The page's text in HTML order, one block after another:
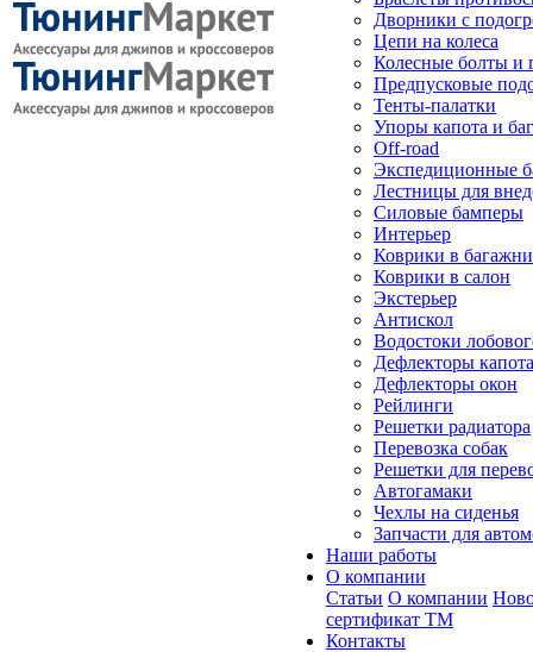
Дворники с
Цепи на колеса
Колесные болты и
Предпусковые
Тенты-палатки
Упоры капота и
Off-road
Экспедиционные
Лестницы для
Силовые бамперы
Интерьер
Коврики в
Коврики в салон
Экстерьер
Антискол
Водостоки
Дефлекторы капота
Дефлекторы окон
Рейлинги
Решетки радиатора
Перевозка собак
Решетки для
Автогамаки
Чехлы на сиденья
Запчасти для
Наши работы
О компании
Статьи О компании
сертификат ТМ
Контакты